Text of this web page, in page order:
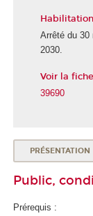
É
c
o
e
d
S
a
n
é
Habilitation
Arrêté du 30
2030.
Voir la
39690
PRÉSENTATION
Public,
Prérequis :